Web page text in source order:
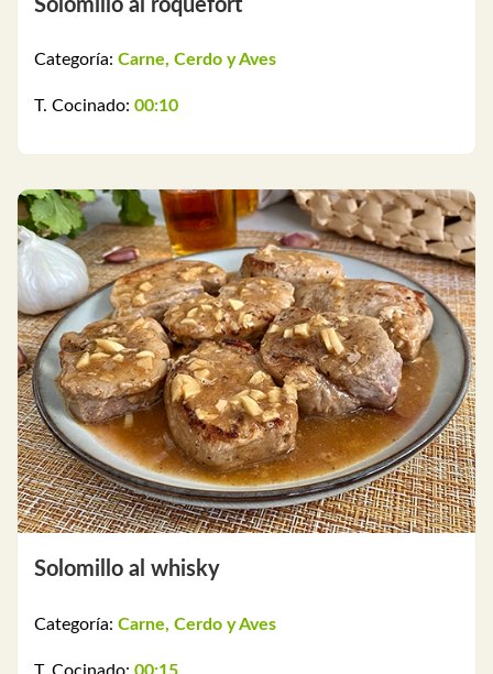
Solomillo al roquefort
Categoría: Carne, Cerdo y Aves
T. Cocinado: 00:10
Solomillo al whisky
Categoría: Carne, Cerdo y Aves